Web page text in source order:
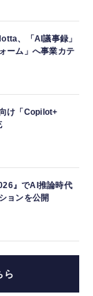
、「AI議事録」
ーム」へ事業カテ
け「Copilot+
』でAI推論時代
ョンを公開
ら